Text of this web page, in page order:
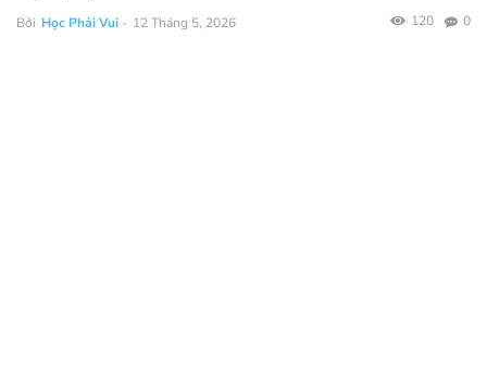
Bởi Học Phải Vui - 12 Tháng 5, 2026 0
120